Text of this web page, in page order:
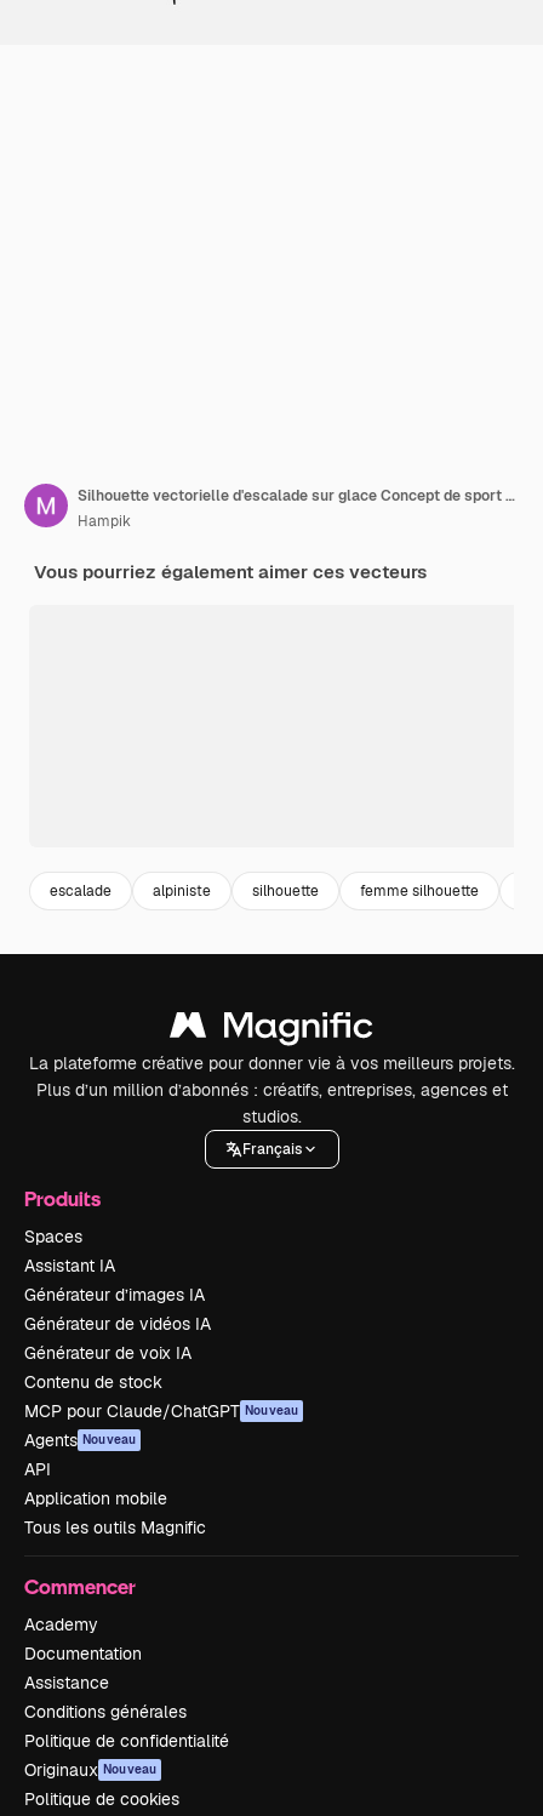
Silhouette vectorielle d'escalade sur glace Concept de sport extrême d'alpinisme Vecteur isolé
Hampik
Vous pourriez également aimer ces vecteurs
escalade alpiniste silhouette femme silhouette
La plateforme créative pour donner vie à vos meilleurs projets.
Plus d’un million d’abonnés : créatifs, entreprises, agences et
studios.
Français
Produits
Spaces
Assistant IA
Générateur d’images IA
Générateur de vidéos IA
Générateur de voix IA
Contenu de stock
MCP pour Claude/ChatGPT Nouveau
Agents Nouveau
API
Application mobile
Tous les outils Magnific
Commencer
Academy
Documentation
Assistance
Conditions générales
Politique de confidentialité
Originaux Nouveau
Politique de cookies